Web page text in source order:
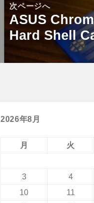
次ページへ
次
の
投
稿:
ASUS
Hard Shell
2026年8月
月 火
3
4
10
11